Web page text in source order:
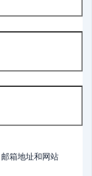
箱地址和网站